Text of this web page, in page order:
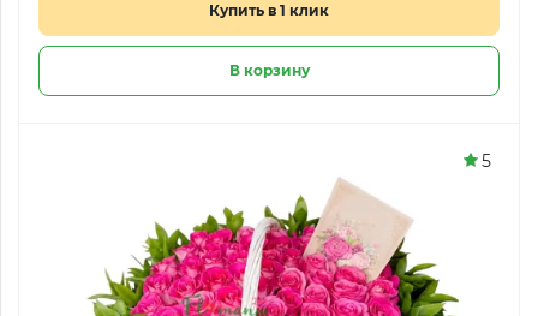
Купить в 1 клик
В корзину
5